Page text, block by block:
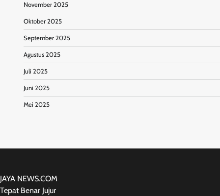
November 2025
Oktober 2025
September 2025
Agustus 2025
Juli 2025
Juni 2025
Mei 2025
JAYA NEWS.COM
Tepat Benar Jujur